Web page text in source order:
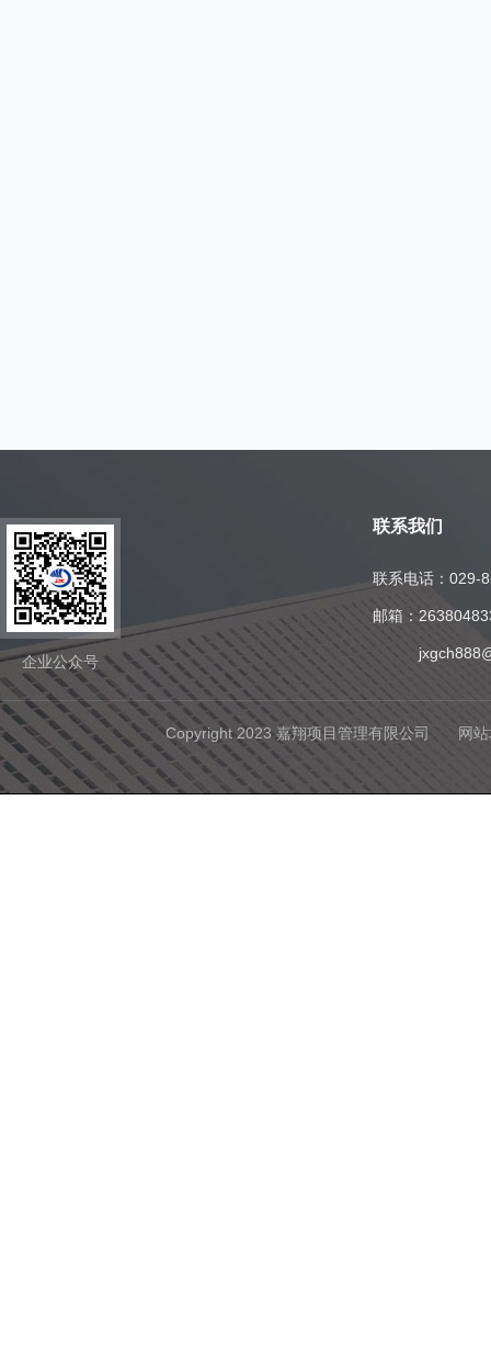
企业公众号
联系我们
联系电话： 029-
邮箱：
Copyright 2023 嘉翔项目管理有限公司 网